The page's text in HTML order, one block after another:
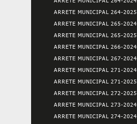
ARRETE MUNICIPAL 264-2025
ARRETE MUNICIPAL 265-2024
ARRETE MUNICIPAL 265-2025
ARRETE MUNICIPAL 266-2024
ARRETE MUNICIPAL 267-2024
ARRETE MUNICIPAL 271-2024
ARRETE MUNICIPAL 271-2025
ARRETE MUNICIPAL 272-2025
ARRETE MUNICIPAL 273-2024
ARRETE MUNICIPAL 274-2024